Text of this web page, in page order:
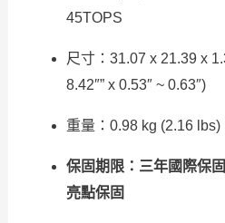
45TOPS
尺寸：31.07 x 21.39 x
8.42″” x 0.53″ ~ 0.63″)
重量：0.98 kg (2.16 lbs)
保固期限：三年國際保
亮點保固